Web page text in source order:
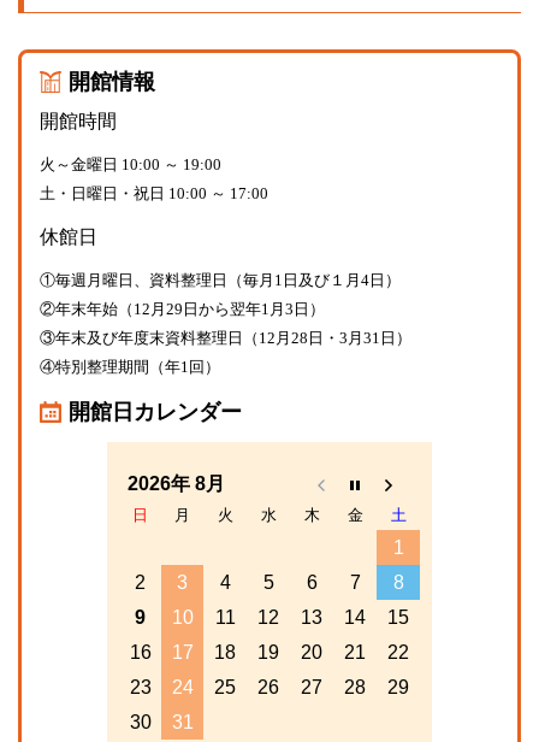
開館情報
開館時間
火～金曜日 10:00 ～ 19:00
土・日曜日・祝日 10:00 ～ 17:00
休館日
①毎週月曜日、資料整理日（毎月1日及び１月4日）
②年末年始（12月29日から翌年1月3日）
③年末及び年度末資料整理日（12月28日・3月31日）
④特別整理期間（年1回）
開館日カレンダー
2026年 8月
日 月 火 水 木 金 土
1
2
3 4 5 6 7
8
9
10 11 12 13 14
15
16
17 18 19 20 21
22
23
24 25 26 27 28
29
30
31